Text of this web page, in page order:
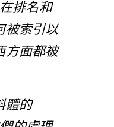
排名和
被索引以
方面都被
體的